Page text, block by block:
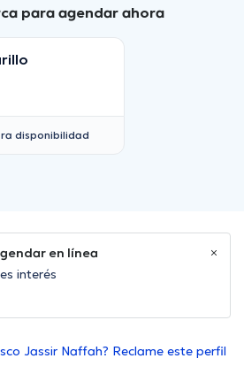
para agendar ahora
disponibilidad
en línea
interés
Jassir Naffah? Reclame este perfil